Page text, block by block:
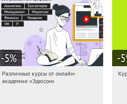
-5%
19:31:12 Получили:
Различные курсы от онлайн-
академии «Эдюсон»
-5